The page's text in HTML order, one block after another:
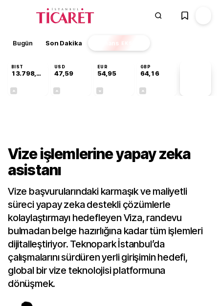
Bugün Son Dakika Finans EKSTRA
BIST
13.798,82
USD
47,59
EUR
54,95
GBP
64,16
Vize işlemlerine yapay zeka
asistanı
Vize başvurularındaki karmaşık ve maliyetli
süreci yapay zeka destekli çözümlerle
kolaylaştırmayı hedefleyen Viza, randevu
bulmadan belge hazırlığına kadar tüm işlemleri
dijitalleştiriyor. Teknopark İstanbul’da
çalışmalarını sürdüren yerli girişimin hedefi,
global bir vize teknolojisi platformuna
dönüşmek.